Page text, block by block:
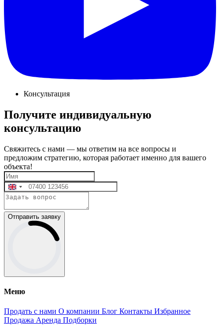
Консультация
Получите индивидуальную
консультацию
Свяжитесь с нами — мы ответим на все вопросы и
предложим стратегию, которая работает именно для вашего
объекта!
Отправить заявку
Меню
Продать с нами О компании Блог Контакты Избранное
Продажа Аренда Подборки